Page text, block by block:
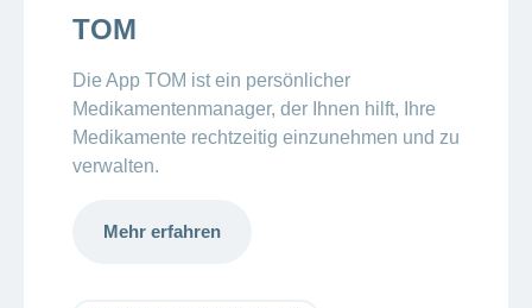
TOM
Die App TOM ist ein persönlicher
Medikamentenmanager, der Ihnen hilft, Ihre
Medikamente rechtzeitig einzunehmen und zu
verwalten.
Mehr erfahren